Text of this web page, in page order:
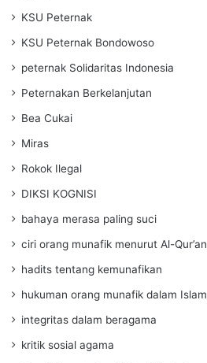
KSU Peternak
KSU Peternak Bondowoso
peternak Solidaritas Indonesia
Peternakan Berkelanjutan
Bea Cukai
Miras
Rokok Ilegal
DIKSI KOGNISI
bahaya merasa paling suci
ciri orang munafik menurut Al-Qur’an
hadits tentang kemunafikan
hukuman orang munafik dalam Islam
integritas dalam beragama
kritik sosial agama